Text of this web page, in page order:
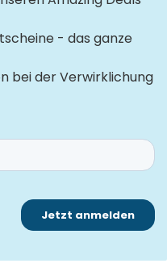
- das ganze
bei der Verwirklichung